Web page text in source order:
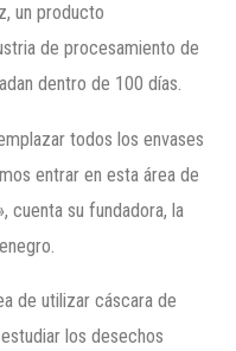
un producto
de procesamiento de
dentro de 100 días.
todos los envases
entrar en esta área de
cuenta su fundadora, la
de utilizar cáscara de
los desechos